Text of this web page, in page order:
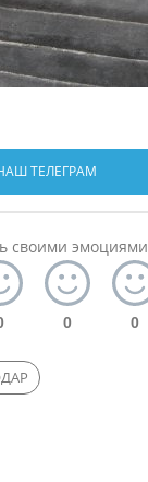
ТЕЛЕГРАМ
своими эмоциями
0 0